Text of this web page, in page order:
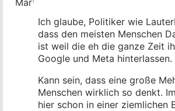
Ich glaube, Politiker wie
dass den meisten Menschen
ist weil die eh die ganze Zeit
Google und Meta hinterlassen.
Kann sein, dass eine große
Menschen wirklich so denkt.
hier schon in einer ziemlichen